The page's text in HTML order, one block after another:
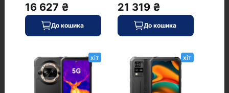
першим, залиште свій відгук.
16 627 ₴
До кошика
21 319 ₴
До кошика
хіт хіт